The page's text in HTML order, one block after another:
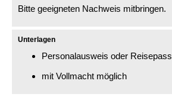
Bitte geeigneten Nachweis mitbringen.
Unterlagen
Personalausweis oder Reisepass
mit Vollmacht möglich